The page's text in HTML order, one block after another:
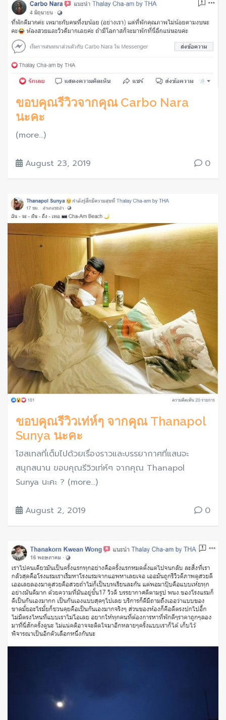
ขอบคุณรีวิวจากคุณ Carbo Nara
นะคะ
(more…)
August 23, 2019 0
ขอบคุณรีวิวเท่ห์ๆ จากคุณ Thanapol
Sunya นะคะ
โฮสเทลที่เต็มไปด้วยเรื่องราวและบรรยากาศที่แสนจะ
สนุกสนาน ขอบคุณรีวิวเท่ห์ๆ จากคุณ Thanapol
Sunya นะคะ ? (more…)
August 2, 2019 0